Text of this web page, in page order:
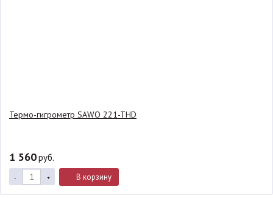
Термо-гигрометр SAWO 221-THD
1 560руб.
- + В корзину